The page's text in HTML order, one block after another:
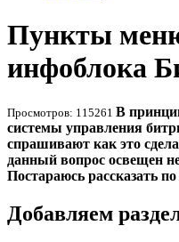
Пункты
инфоблока
Просмотров: 115261 В
системы управления
спрашивают как это
данный вопрос освещен
Постараюсь рассказать
Добавляем